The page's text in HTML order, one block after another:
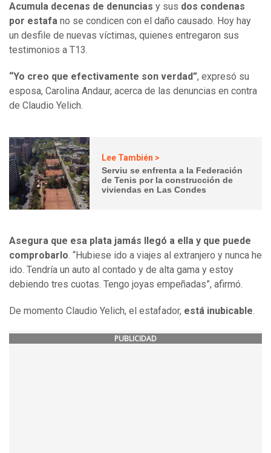
Acumula decenas de denuncias y sus dos condenas
por estafa no se condicen con el daño causado. Hoy hay
un desfile de nuevas víctimas, quienes entregaron sus
testimonios a T13.
“Yo creo que efectivamente son verdad”, expresó su
esposa, Carolina Andaur, acerca de las denuncias en contra
de Claudio Yelich.
Lee También >
Serviu se enfrenta a la Federación
de Tenis por la construcción de
viviendas en Las Condes
Asegura que esa plata jamás llegó a ella y que puede
comprobarlo. “Hubiese ido a viajes al extranjero y nunca he
ido. Tendría un auto al contado y de alta gama y estoy
debiendo tres cuotas. Tengo joyas empeñadas”, afirmó.
De momento Claudio Yelich, el estafador, está inubicable.
PUBLICIDAD